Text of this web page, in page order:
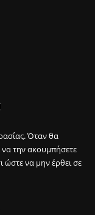
Όταν θα
την ακουμπήσετε
ώστε να μην έρθει σε